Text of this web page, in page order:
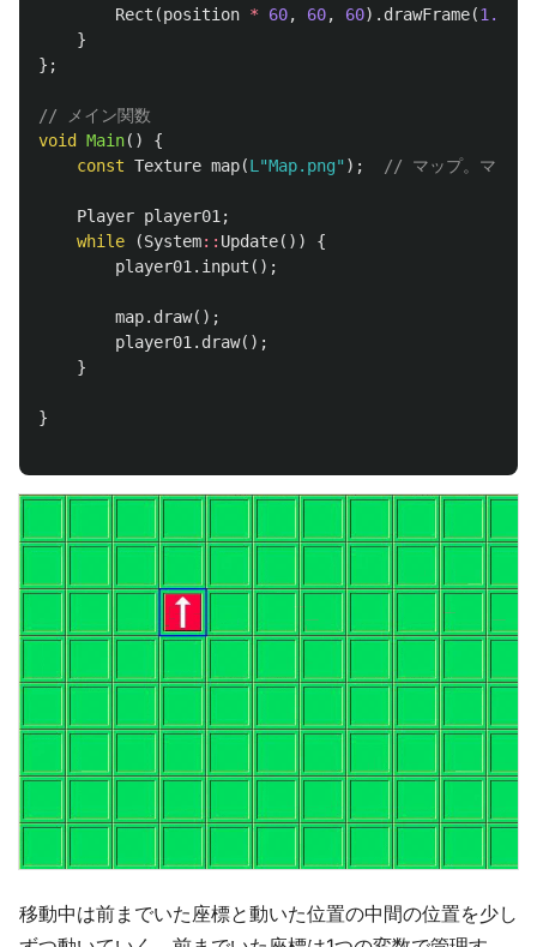
Rect (position * 60, 60, 60). drawFrame(1.0
}
};
// メイン関数
void
Main()
{
const Texture map(L"Map.png" ); // マップ。マップ
Player player01 ;
while
(System:: Update())
{
player01 . input ();
map. draw();
player01 . draw();
}
}
移動中は前までいた座標と動いた位置の中間の位置を少し